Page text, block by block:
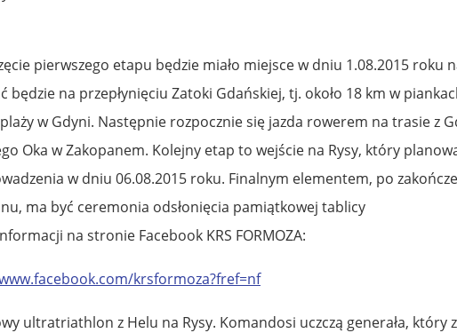
pierwszego etapu będzie miało miejsce w dniu 1.08.2015 roku
będzie na przepłynięciu Zatoki Gdańskiej, tj. około 18 km w
w Gdyni. Następnie rozpocznie się jazda rowerem na trasie z
Oka w Zakopanem. Kolejny etap to wejście na Rysy, który
w dniu 06.08.2015 roku. Finalnym elementem, po
ma być ceremonia odsłonięcia pamiątkowej tablicy
na stronie Facebook KRS FORMOZA:
krsformoza?fref=nf
ultratriathlon z Helu na Rysy. Komandosi uczczą generała, który